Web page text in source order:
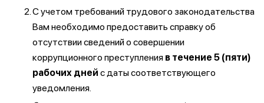
С учетом требований трудового законодательства
Вам необходимо предоставить справку об
отсутствии сведений о совершении
коррупционного преступления в течение 5 (пяти)
рабочих дней с даты соответствующего
уведомления.